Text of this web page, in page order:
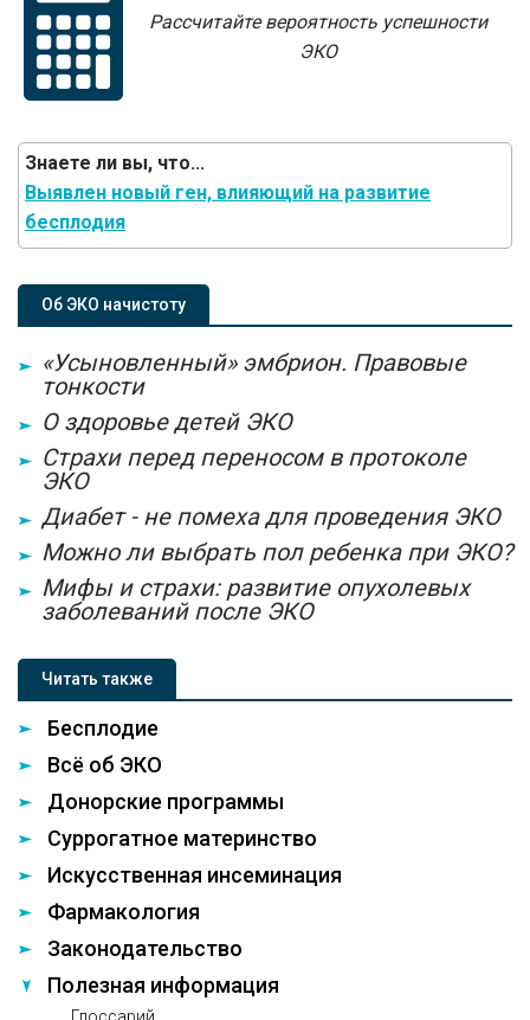
Рассчитайте вероятность успешности
ЭКО
Знаете ли вы, что...
Выявлен новый ген, влияющий на развитие
бесплодия
Об ЭКО начистоту
«Усыновленный» эмбрион. Правовые
тонкости
О здоровье детей ЭКО
Страхи перед переносом в протоколе
ЭКО
Диабет - не помеха для проведения ЭКО
Можно ли выбрать пол ребенка при ЭКО?
Мифы и страхи: развитие опухолевых
заболеваний после ЭКО
Читать также
Бесплодие
Всё об ЭКО
Донорские программы
Суррогатное материнство
Искусственная инсеминация
Фармакология
Законодательство
Полезная информация